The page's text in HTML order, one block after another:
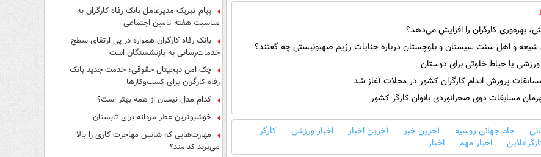
بهره‌وری کارگران را افزایش می‌دهد؟
شیعه و اهل سنت سیستان و بلوچستان درباره جنایات رژیم صهیونیستی چه گفتند؟
یا حیاط خلوتی برای دوستان
پرورش اندام کارگران کشور در محلات آغاز شد
مسابقات دوی صحرانوردی بانوان کارگر کشور
جام جهانی روسیه آخرین خبر آخرین اخبار اخبار ورزشی
کارگر
اخبار مهم اخبار
پیام تبریک مدیرعامل بانک رفاه کارگران به
مناسبت هفته تامین اجتماعی
بانک رفاه کارگران همواره در پی ارتقای سطح
خدمات‌رسانی به بازنشستگان است
چک امن دیجیتال حقوقی؛ خدمت جدید بانک
رفاه کارگران برای کسب‌وکارها
کدام مدل نیسان از همه بهتر است؟
خوشبوترین عطر مردانه برای تابستان
مهارت‌هایی که شانس مهاجرت کاری را بالا
می‌برند کدامند؟